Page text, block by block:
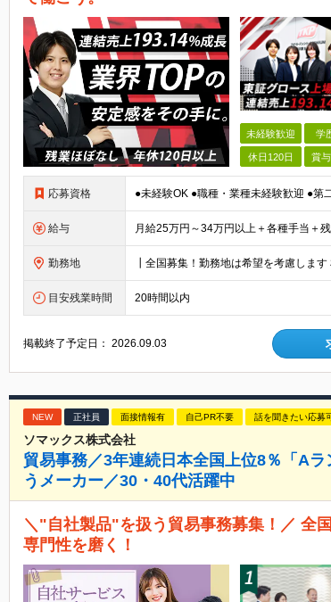
未経験歓迎 学
休日120日 賞
応募資格
給与
勤務地
目安残業時間 20時間以内
掲載終了予定日：2026.09.03
NEW 正社員 面接情報有 自己PR不要 話を聞きたい応募
ソマックス株式会社
貿易事務／3年連続日本全国上位8％「A
うメーカー／30・40代活躍中
＼"自社製品"を扱う貿易事務募集！／ 全
専門性を磨く！